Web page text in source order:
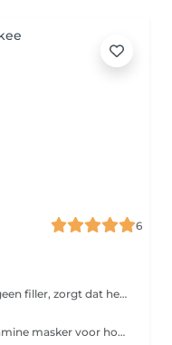
6
3 Stappen behandeling 1* Filler (Collageen filler, zorgt dat het haar opgevuld word met collageen. 2*Lamination 3* Reconstructor Tijdens de inwerktijd krijgt u een warme handdoek met lekkere geur over het hoofd en evt een gezichtsmassage (lymfedrainage en Bindweefsel) geeft e een stralende blik. Of een handmassage. daarna worden u haren gespoeld en en product in de haren geseald.
Deze behandeling is een intensief Vitamine masker voor hoofdhuid en haar. Net wat uw hoofdhuid en haar op dat moment nodig heeft. de behandeling laten we inwerken met een warme handdoek en een lekker geurtje. U kunt ervoor kiezen om tijdens de inwerktijd uw handen te laten masseren.